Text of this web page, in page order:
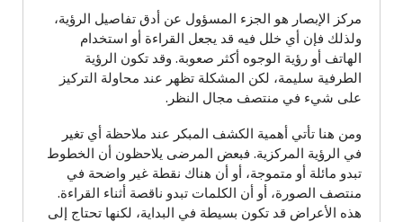
مركز الإبصار هو الجزء المسؤول عن أدق تفاصيل الرؤية،
ولذلك فإن أي خلل فيه قد يجعل القراءة أو استخدام
الهاتف أو رؤية الوجوه أكثر صعوبة. وقد تكون الرؤية
الطرفية سليمة، لكن المشكلة تظهر عند محاولة التركيز
على شيء في منتصف مجال النظر.
ومن هنا تأتي أهمية الكشف المبكر عند ملاحظة أي تغير
في الرؤية المركزية. فبعض المرضى يلاحظون أن الخطوط
تبدو مائلة أو متموجة، أو أن هناك نقطة غير واضحة في
منتصف الصورة، أو أن الكلمات تبدو ناقصة أثناء القراءة.
هذه الأعراض قد تكون بسيطة في البداية، لكنها تحتاج إلى